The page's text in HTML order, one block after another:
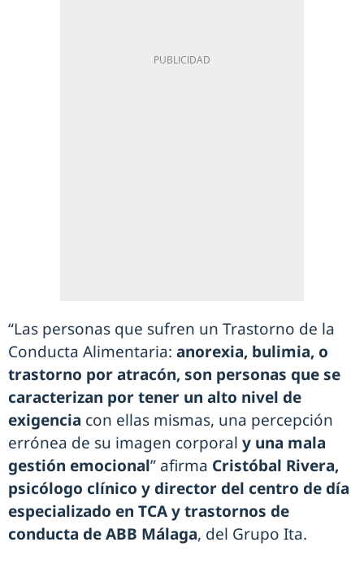
“Las personas que sufren un Trastorno de la
Conducta Alimentaria: anorexia, bulimia, o
trastorno por atracón, son personas que se
caracterizan por tener un alto nivel de
exigencia con ellas mismas, una percepción
errónea de su imagen corporal y una mala
gestión emocional” afirma Cristóbal Rivera,
psicólogo clínico y director del centro de día
especializado en TCA y trastornos de
conducta de ABB Málaga, del Grupo Ita.